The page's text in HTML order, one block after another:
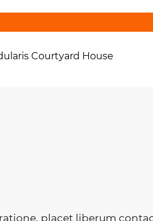
Courtyard House
placet liberum